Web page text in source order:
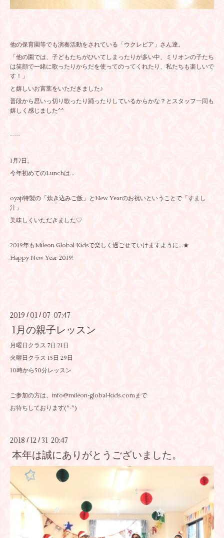
他の保育園等でも演奏活動をされている「ウクレピア」さん達。
「他の園では、子どもたちがひいてしまったりが多い中、ミリオンの子たち
は笑顔で一緒に歌ったりからだを使ってのってくれたり、私たちも楽しいで
す！」
と嬉しいお言葉をいただきました♪
普段から思いっ切り歌ったり踊ったりしているからかな？とスタッフ一同も
嬉しく感じました^^
-----
1月7日。
今年初めてのLunchは...
oyaji特製の「炊き込みご飯」とNew Yearのお祝いということで「すまし
汁」
美味しくいただきました♡
2019年もMileon Global Kidsで楽しく過ごせていけますように...★
Happy New Year 2019!
2019 / 01 /07 07:47
1月の親子レッスン
月曜日クラス 7日 21日
火曜日クラス 15日 29日
10時から50分レッスン
ご参加の方は、info@mileon-global-kids.comまで
お待ちしております(^-^)
2018 / 12 /31 20:47
本年は誠にありがとうございました。